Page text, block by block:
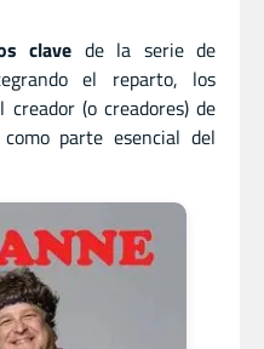
clave de la serie de
el reparto, los
(o creadores) de
parte esencial del